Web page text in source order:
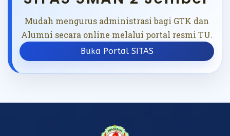
Mudah mengurus administrasi bagi GTK dan
Alumni secara online melalui portal resmi TU.
Buka Portal SITAS